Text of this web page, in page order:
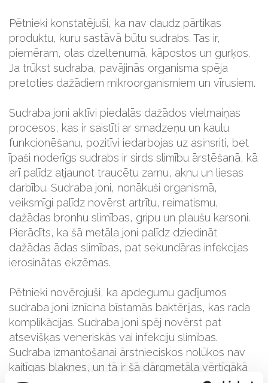
Pētnieki konstatējuši, ka nav daudz pārtikas
produktu, kuru sastāvā būtu sudrabs. Tas ir,
piemēram, olas dzeltenumā, kāpostos un gurķos.
Ja trūkst sudraba, pavājinās organisma spēja
pretoties dažādiem mikroorganismiem un vīrusiem.
Sudraba joni aktīvi piedalās dažādos vielmaiņas
procesos, kas ir saistīti ar smadzeņu un kaulu
funkcionēšanu, pozitīvi iedarbojas uz asinsriti, bet
īpaši noderīgs sudrabs ir sirds slimību ārstēšanā, kā
arī palīdz atjaunot traucētu zarnu, aknu un liesas
darbību. Sudraba joni, nonākuši organismā,
veiksmīgi palīdz novērst artrītu, reimatismu,
dažādas bronhu slimības, gripu un plaušu karsoni.
Pierādīts, ka šā metāla joni palīdz dziedināt
dažādas ādas slimības, pat sekundāras infekcijas
ierosinātas ekzēmas.
Pētnieki novērojuši, ka apdegumu gadījumos
sudraba joni iznīcina bīstamās baktērijas, kas rada
komplikācijas. Sudraba joni spēj novērst pat
atsevišķas veneriskās vai infekciju slimības.
Sudraba izmantošanai ārstnieciskos nolūkos nav
kaitīgas blaknes, un tā ir šā dārgmetāla vērtīgākā